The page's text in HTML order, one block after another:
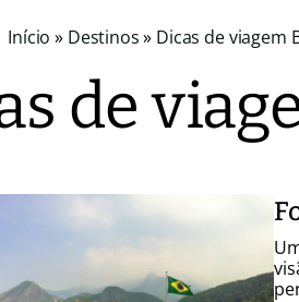
Início » Destinos» Dicas de viagem
de